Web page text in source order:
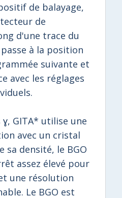
de balayage,
de
d'une trace du
à la position
suivante et
avec les réglages
GITA* utilise une
avec un cristal
sa densité, le BGO
assez élevé pour
une résolution
Le BGO est